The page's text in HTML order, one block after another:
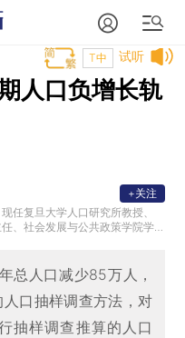
试听
T中
人口负增长轨
任复旦大学人口研究所教授、
、社会发展与公共政策学院学
+关注
总人口减少85万人，
口抽样调查方法，对
抽样调查推算的人口